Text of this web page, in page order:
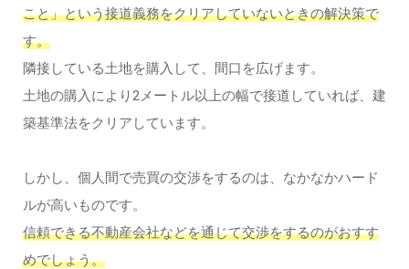
こと」という接道義務をクリアしていないときの解決策で
す。
隣接している土地を購入して、間口を広げます。
土地の購入により2メートル以上の幅で接道していれば、建
築基準法をクリアしています。
しかし、個人間で売買の交渉をするのは、なかなかハード
ルが高いものです。
信頼できる不動産会社などを通じて交渉をするのがおすす
めでしょう。